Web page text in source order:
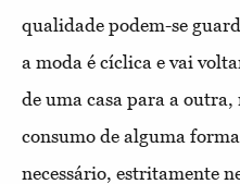
qualidade podem-se
a moda é cíclica e vai
de uma casa para a
consumo de alguma
necessário, estritamente